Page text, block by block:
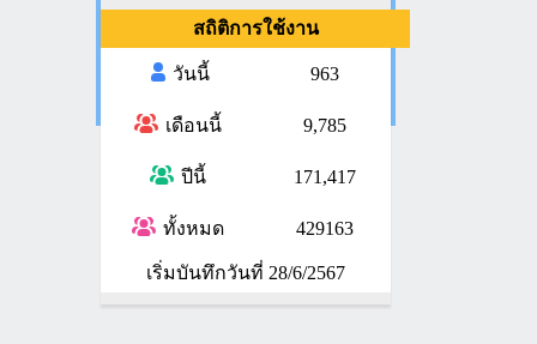
สถิติการใช้งาน
วันนี้ 963
เดือนนี้ 9,785
ปีนี้ 171,417
ทั้งหมด 429163
เริ่มบันทึกวันที่ 28/6/2567